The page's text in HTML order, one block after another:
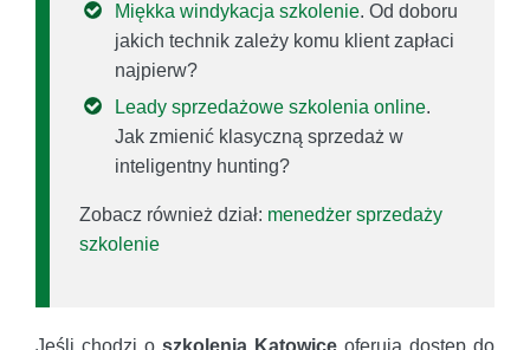
Miękka windykacja szkolenie. Od doboru
jakich technik zależy komu klient zapłaci
najpierw?
Leady sprzedażowe szkolenia online.
Jak zmienić klasyczną sprzedaż w
inteligentny hunting?
Zobacz również dział: menedżer sprzedaży
szkolenie
Jeśli chodzi o szkolenia Katowice oferują dostęp do